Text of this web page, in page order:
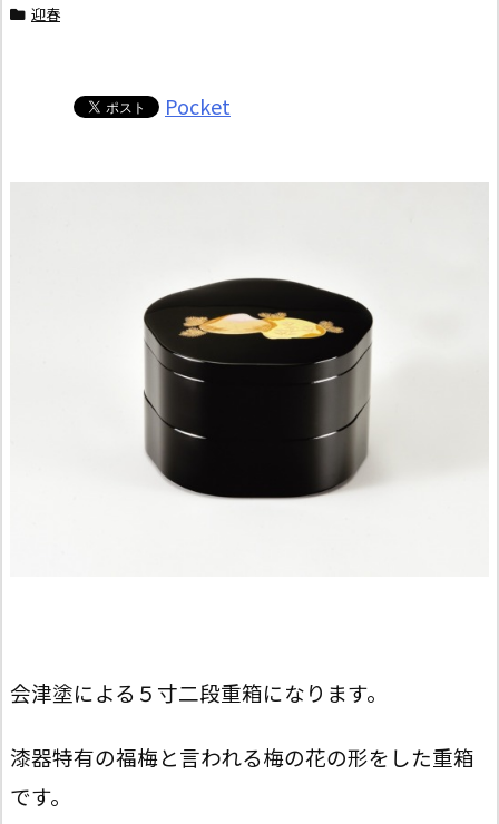
迎春
Pocket
会津塗による５寸二段重箱になります。
漆器特有の福梅と言われる梅の花の形をした重箱
です。